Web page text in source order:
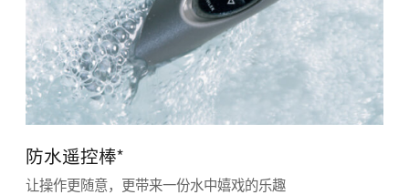
防水遥控棒*
让操作更随意，更带来一份水中嬉戏的乐趣